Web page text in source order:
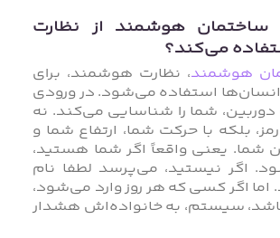
هوشمند از نظارت
می‌کند؟
هوشمند، نظارت هوشمند، برای
استفاده می‌شود. در ورودی
شما را شناسایی می‌کند. نه
رمز، بلکه با حرکت شما، ارتفاع شما و
شما. یعنی واقعاً اگر شما هستید،
اگر نیستید، می‌پرسد لطفا نام
اما اگر کسی که هر روز وارد می‌شود،
باشد، سیستم، به خانواده‌اش هشدار